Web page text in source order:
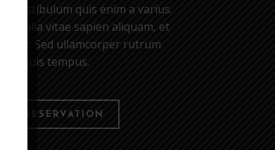
vestibulum quis enim a varius.
nulla vitae sapien aliquam, et
Sed ullamcorper rutrum
quis tempus.
RESERVATION